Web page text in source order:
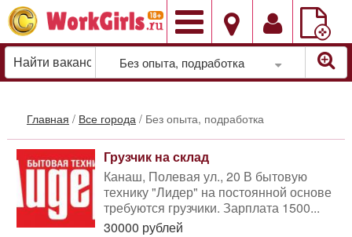
Добавить
вакансию
Без опыта, подработка
Главная / Все города / Без опыта, подработка
Грузчик на склад
Канаш, Полевая ул., 20 В бытовую
технику "Лидер" на постоянной основе
требуются грузчики. Зарплата 1500...
30000 рублей